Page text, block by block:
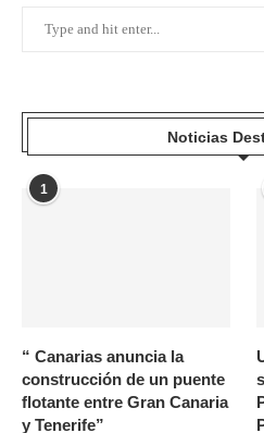
Noticias
1
“ Canarias anuncia la
construcción de un puente
flotante entre Gran Canaria
y Tenerife”